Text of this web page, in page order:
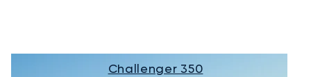
Challenger 350